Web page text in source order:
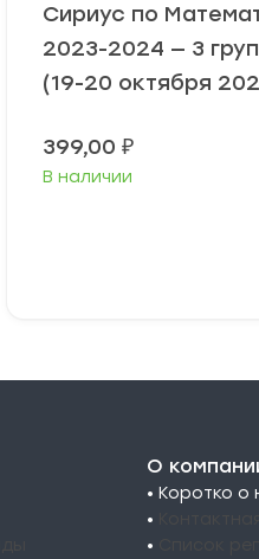
Сириус по
2023-2024 — 3
(19-20 октября
399,00 ₽
В наличии
О
• Коротко о
•
•